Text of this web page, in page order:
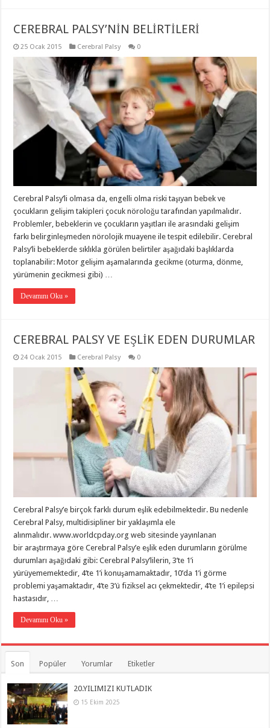
CEREBRAL PALSY’NİN BELİRTİLERİ
25 Ocak 2015 Cerebral Palsy 0
Cerebral Palsy’li olmasa da, engelli olma riski taşıyan bebek ve
çocukların gelişim takipleri çocuk nöroloğu tarafından yapılmalıdır.
Problemler, bebeklerin ve çocukların yaşıtları ile arasındaki gelişim
farkı belirginleşmeden nörolojik muayene ile tespit edilebilir. Cerebral
Palsy’li bebeklerde sıklıkla görülen belirtiler aşağıdaki başlıklarda
toplanabilir: Motor gelişim aşamalarında gecikme (oturma, dönme,
yürümenin gecikmesi gibi) …
Devamını Oku »
CEREBRAL PALSY VE EŞLİK EDEN DURUMLAR
24 Ocak 2015 Cerebral Palsy 0
Cerebral Palsy’e birçok farklı durum eşlik edebilmektedir. Bu nedenle
Cerebral Palsy, multidisipliner bir yaklaşımla ele
alınmalıdır. www.worldcpday.org web sitesinde yayınlanan
bir araştırmaya göre Cerebral Palsy’e eşlik eden durumların görülme
durumları aşağıdaki gibi: Cerebral Palsy’lilerin, 3’te 1’i
yürüyememektedir, 4’te 1’i konuşamamaktadır, 10’da 1’i görme
problemi yaşamaktadır, 4’te 3’ü fiziksel acı çekmektedir, 4’te 1’i epilepsi
hastasıdır, …
Devamını Oku »
Son Popüler Yorumlar Etiketler
20.YILIMIZI KUTLADIK
15 Ekim 2025